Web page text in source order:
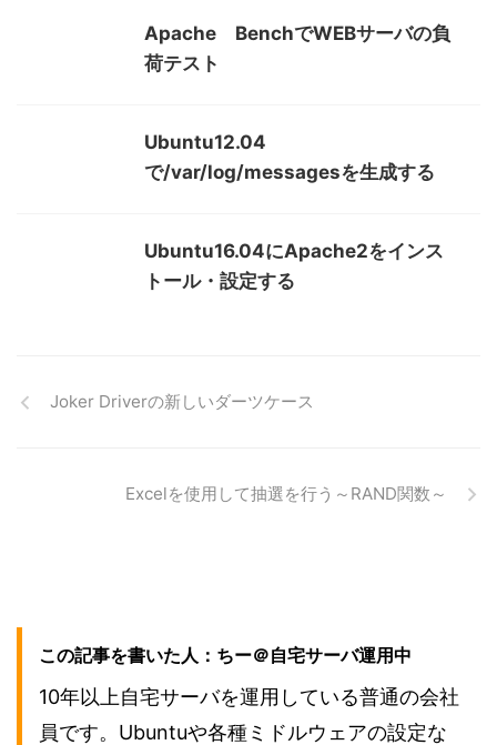
Apache BenchでWEBサーバの負
荷テスト
Ubuntu12.04
で/var/log/messagesを生成する
Ubuntu16.04にApache2をインス
トール・設定する
Joker Driverの新しいダーツケース
Excelを使用して抽選を行う～RAND関数～
この記事を書いた人：ちー＠自宅サーバ運用中
10年以上自宅サーバを運用している普通の会社
員です。Ubuntuや各種ミドルウェアの設定な